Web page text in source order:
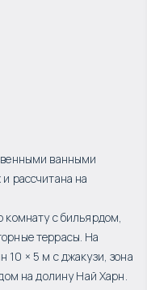
ванными
рассчитана на
комнату с бильярдом,
террасы. На
10 × 5 м с джакузи, зона
на долину Най Харн.